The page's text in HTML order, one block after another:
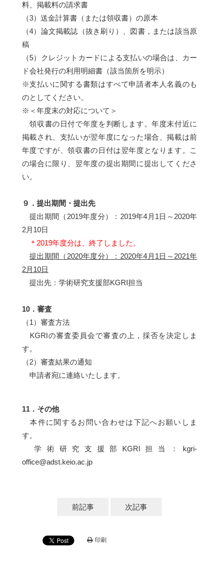
料、掲載料の請求書
（3）送金計算書（または領収書）の原本
（4）論文掲載誌（抜き刷り）、図書，または該当原
稿
（5）クレジットカードによる支払いの場合は、カー
ド会社発行の利用明細書（該当箇所を明示）
※支払いに関する書類はすべて申請者本人名義のも
のとしてください。
※＜年度末の対応について＞
領収書の日付で年度を判断します。年度末付近に
掲載され、支払いが翌年度になった場合、掲載は前
年度ですが、領収書の日付は翌年度となります。こ
の場合に限り、翌年度の提出期間に提出してくださ
い。
９．提出期間・提出先
提出期間（2019年度分）：2019年4月1日～2020年
2月10日
＊2019年度分は、終了しました。
提出期間（2020年度分）：2020年4月1日～2021年
2月10日
提出先：学術研究支援部KGRI担当
10．審査
（1）審査方法
KGRIの審査委員会で審査の上，採否を決定しま
す。
（2）審査結果の通知
申請者宛に連絡いたします。
11．その他
本件に関するお問い合わせは下記へお願いしま
す。
学術研究支援部KGRI担当： kgri-
office@adst.keio.ac.jp
前記事 次記事
印刷